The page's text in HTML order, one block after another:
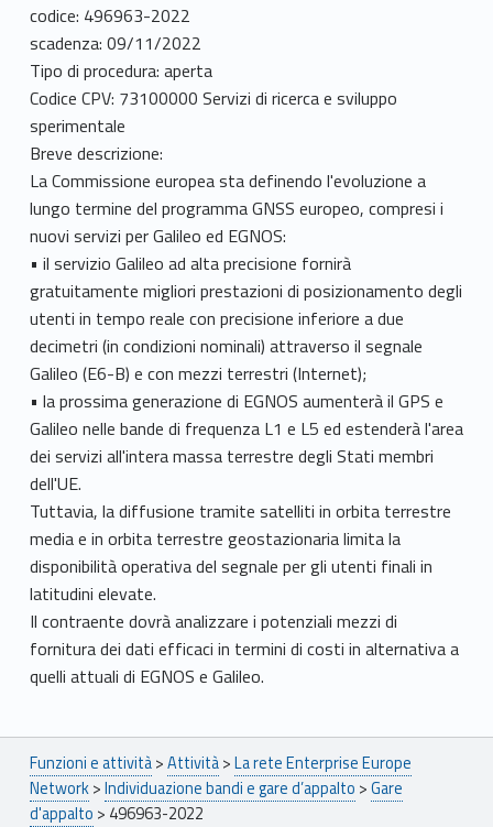
codice: 496963-2022
scadenza: 09/11/2022
Tipo di procedura: aperta
Codice CPV: 73100000 Servizi di ricerca e sviluppo
sperimentale
Breve descrizione:
La Commissione europea sta definendo l'evoluzione a
lungo termine del programma GNSS europeo, compresi i
nuovi servizi per Galileo ed EGNOS:
• il servizio Galileo ad alta precisione fornirà
gratuitamente migliori prestazioni di posizionamento degli
utenti in tempo reale con precisione inferiore a due
decimetri (in condizioni nominali) attraverso il segnale
Galileo (E6-B) e con mezzi terrestri (Internet);
• la prossima generazione di EGNOS aumenterà il GPS e
Galileo nelle bande di frequenza L1 e L5 ed estenderà l'area
dei servizi all'intera massa terrestre degli Stati membri
dell'UE.
Tuttavia, la diffusione tramite satelliti in orbita terrestre
media e in orbita terrestre geostazionaria limita la
disponibilità operativa del segnale per gli utenti finali in
latitudini elevate.
Il contraente dovrà analizzare i potenziali mezzi di
fornitura dei dati efficaci in termini di costi in alternativa a
quelli attuali di EGNOS e Galileo.
Breadcrumbs navigation
Funzioni e attività>Attività>La rete Enterprise Europe
Network>Individuazione bandi e gare d’appalto >Gare
d'appalto > 496963-2022